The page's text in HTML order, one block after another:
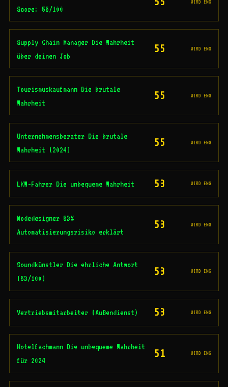
Score: 55/100
WIRD ENG
Supply Chain Manager Die Wahrheit
über deinen Job
55 WIRD ENG
Tourismuskaufmann Die brutale
Wahrheit
55 WIRD ENG
Unternehmensberater Die brutale
Wahrheit (2024)
55 WIRD ENG
LKW-Fahrer Die unbequeme Wahrheit 53 WIRD ENG
Modedesigner 53%
Automatisierungsrisiko erklärt
53 WIRD ENG
Soundkünstler Die ehrliche Antwort
(53/100)
53 WIRD ENG
Vertriebsmitarbeiter (Außendienst) 53 WIRD ENG
Hotelfachmann Die unbequeme Wahrheit
für 2024
51 WIRD ENG